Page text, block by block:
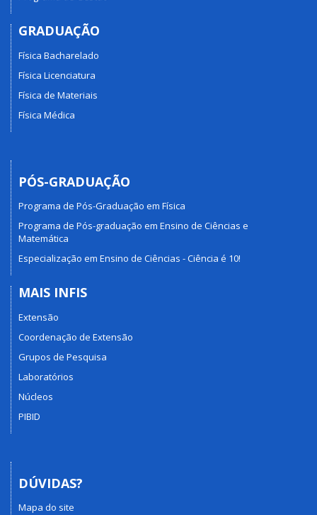
GRADUAÇÃO
Física Bacharelado
Física Licenciatura
Física de Materiais
Física Médica
PÓS-GRADUAÇÃO
Programa de Pós-Graduação em Física
Programa de Pós-graduação em Ensino de Ciências e
Matemática
Especialização em Ensino de Ciências - Ciência é 10!
MAIS INFIS
Extensão
Coordenação de Extensão
Grupos de Pesquisa
Laboratórios
Núcleos
PIBID
DÚVIDAS?
Mapa do site